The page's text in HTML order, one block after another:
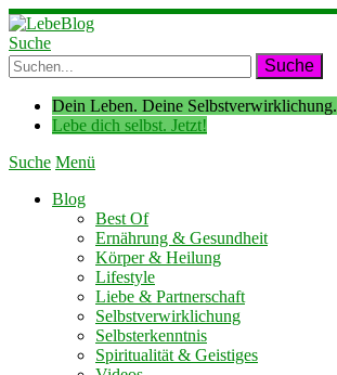
Suche
Dein Leben. Deine Selbstverwirklichung.
Lebe dich selbst. Jetzt!
Suche Menü
Blog
Best Of
Ernährung & Gesundheit
Körper & Heilung
Lifestyle
Liebe & Partnerschaft
Selbstverwirklichung
Selbsterkenntnis
Spiritualität & Geistiges